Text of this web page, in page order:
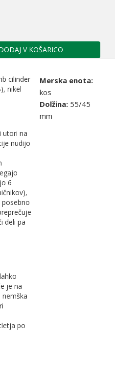
V KOŠARICO
cilinder
nikel
utori na
nudijo
6
deli pa
je na
po
Merska enota:
kos
Dolžina:55/45
mm